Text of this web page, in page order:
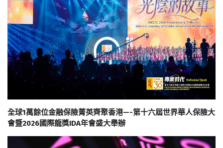
全球1萬餘位金融保險菁英齊聚香港—-第十六屆世界華人保險大
會暨2026國際龍獎IDA年會盛大舉辦